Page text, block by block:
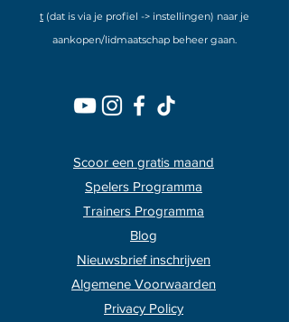
t (dat is via je profiel -> instellingen) naar je
aankopen/lidmaatschap beheer gaan.
Scoor een gratis maand
Spelers Programma
Trainers Programma
Blog
Nieuwsbrief inschrijven
Algemene Voorwaarden
Privacy Policy